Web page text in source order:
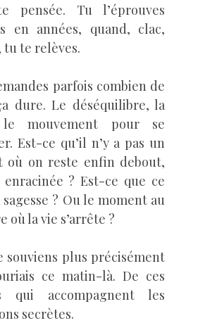
pensée. Tu l’éprouves
en années, quand, clac,
tu te relèves.
parfois combien de
dure. Le déséquilibre, la
mouvement pour se
Est-ce qu’il n’y a pas un
où on reste enfin debout,
? Est-ce que ce
? Ou le moment au
où la vie s’arrête ?
souviens plus précisément
ce matin-là. De ces
qui accompagnent les
secrètes.